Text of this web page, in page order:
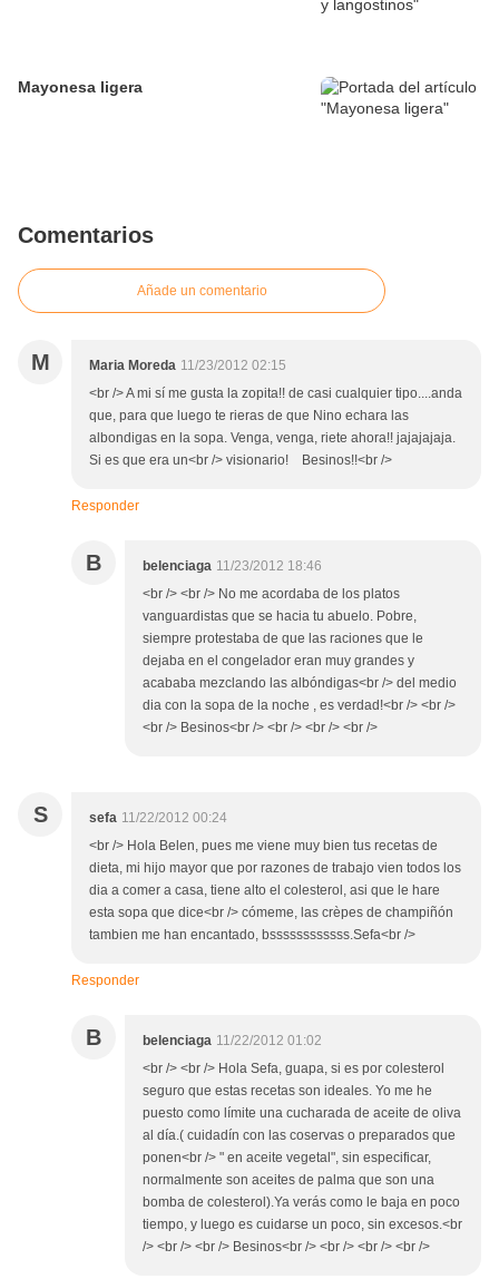
Mayonesa ligera
Comentarios
Añade un comentario
M Maria Moreda 11/23/2012 02:15
<br /> A mi sí me gusta la zopita!! de casi cualquier tipo....anda
que, para que luego te rieras de que Nino echara las
albondigas en la sopa. Venga, venga, riete ahora!! jajajajaja.
Si es que era un<br /> visionario! Besinos!!<br />
Responder
B belenciaga 11/23/2012 18:46
<br /> <br /> No me acordaba de los platos
vanguardistas que se hacia tu abuelo. Pobre,
siempre protestaba de que las raciones que le
dejaba en el congelador eran muy grandes y
acababa mezclando las albóndigas<br /> del medio
dia con la sopa de la noche , es verdad!<br /> <br />
<br /> Besinos<br /> <br /> <br /> <br />
S sefa 11/22/2012 00:24
<br /> Hola Belen, pues me viene muy bien tus recetas de
dieta, mi hijo mayor que por razones de trabajo vien todos los
dia a comer a casa, tiene alto el colesterol, asi que le hare
esta sopa que dice<br /> cómeme, las crèpes de champiñón
tambien me han encantado, bssssssssssss.Sefa<br />
Responder
B belenciaga 11/22/2012 01:02
<br /> <br /> Hola Sefa, guapa, si es por colesterol
seguro que estas recetas son ideales. Yo me he
puesto como límite una cucharada de aceite de oliva
al día.( cuidadín con las coservas o preparados que
ponen<br /> " en aceite vegetal", sin especificar,
normalmente son aceites de palma que son una
bomba de colesterol).Ya verás como le baja en poco
tiempo, y luego es cuidarse un poco, sin excesos.<br
/> <br /> <br /> Besinos<br /> <br /> <br /> <br />